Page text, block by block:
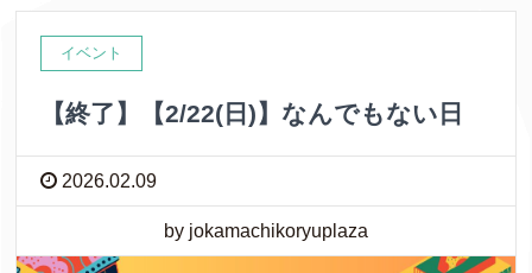
イベント
【終了】【2/22(日)】なんでもない日
2026.02.09
by jokamachikoryuplaza